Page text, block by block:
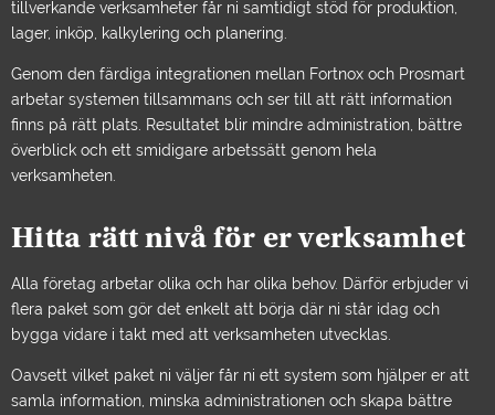
tillverkande verksamheter får ni samtidigt stöd för produktion,
lager, inköp, kalkylering och planering.
Genom den färdiga integrationen mellan Fortnox och Prosmart
arbetar systemen tillsammans och ser till att rätt information
finns på rätt plats. Resultatet blir mindre administration, bättre
överblick och ett smidigare arbetssätt genom hela
verksamheten.
Hitta rätt nivå för er verksamhet
Alla företag arbetar olika och har olika behov. Därför erbjuder vi
flera paket som gör det enkelt att börja där ni står idag och
bygga vidare i takt med att verksamheten utvecklas.
Oavsett vilket paket ni väljer får ni ett system som hjälper er att
samla information, minska administrationen och skapa bättre